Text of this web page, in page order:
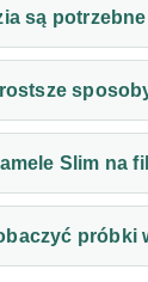
są
Slim na
próbki